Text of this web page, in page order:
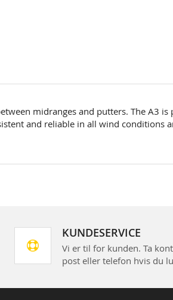
midranges and putters. The A3
and reliable in all wind conditions
KUNDESERVICE
Vi er til for kunden. Ta
post eller telefon hvis du